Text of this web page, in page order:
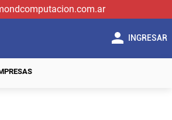
INGRESAR